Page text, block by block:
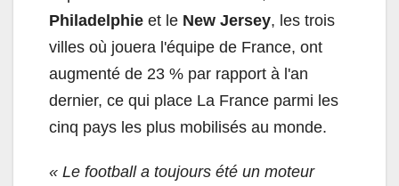
Philadelphie et le New Jersey, les trois
villes où jouera l'équipe de France, ont
augmenté de 23 % par rapport à l'an
dernier, ce qui place La France parmi les
cinq pays les plus mobilisés au monde.
« Le football a toujours été un moteur